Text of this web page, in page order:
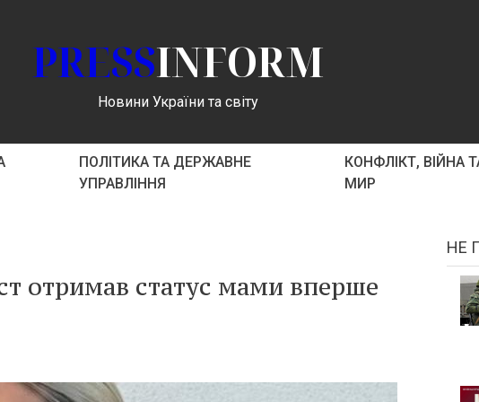
PRESSINFORM
Новини України та світу
ПОЛІТИКА ТА ДЕРЖАВНЕ
УПРАВЛІННЯ
КОНФЛІКТ, ВІЙНА
МИР
отримав статус мами вперше
НЕ